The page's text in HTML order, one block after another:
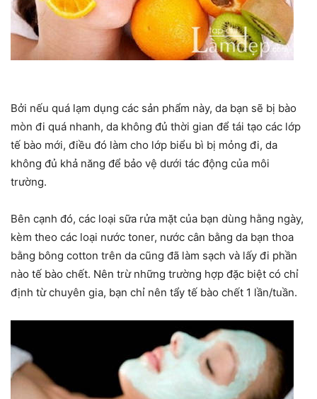
Bởi nếu quá lạm dụng các sản phẩm này, da bạn sẽ bị bào
mòn đi quá nhanh, da không đủ thời gian để tái tạo các lớp
tế bào mới, điều đó làm cho lớp biểu bì bị mỏng đi, da
không đủ khả năng để bảo vệ dưới tác động của môi
trường.
Bên cạnh đó, các loại sữa rửa mặt của bạn dùng hằng ngày,
kèm theo các loại nước toner, nước cân bằng da bạn thoa
bằng bông cotton trên da cũng đã làm sạch và lấy đi phần
nào tế bào chết. Nên trừ những trường hợp đặc biệt có chỉ
định từ chuyên gia, bạn chỉ nên tẩy tế bào chết 1 lần/tuần.